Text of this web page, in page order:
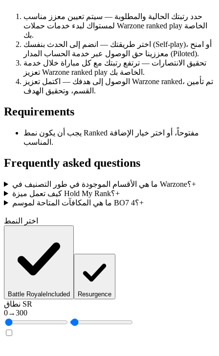
حدد رتبتك الحالية والمطلوبة — سيتم تعيين معزز مناسب
لمستواك لبدء خدمات حملات Warzone ranked play الخاصة
بك.
اختر طريقتك — انضم إلى الحدث بنفسك (Self-play)، أو امنح
معززينا حق الوصول عبر خدمة الحساب المدار (Piloted).
تحقيق الانتصارات — ترتفع رتبتك مع كل مباراة خلال خدمة
تعزيز Warzone ranked play الخاصة بك.
الوصول إلى هدفك — اكتمل تعزيز Warzone ranked، تم تأمين
القسم، وتحقيق الهدف.
Requirements
يجب أن يكون نمط Ranked مفتوحاً، أو اختر خيار الإضافة
المناسب.
Frequently asked questions
ما هي الأقسام الموجودة في طور التصنيف في Warzone؟+
كيف تعمل ميزة Hold My Rank؟+
ما هي المكافآت المتاحة لموسم BO7 4؟+
اختر النمط
Battle Royale Included Resurgence
نطاق SR
0→300